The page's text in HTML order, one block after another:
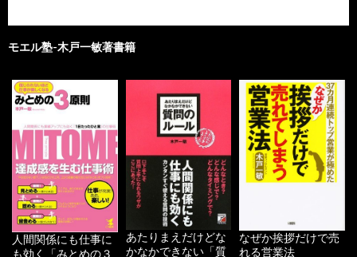
モエル塾-木戸一敏著書籍
人間関係にも仕事に
も効く「みとめの３
あたりまえだけどな
かなかできない「質
なぜか挨拶だけで売
れる営業法